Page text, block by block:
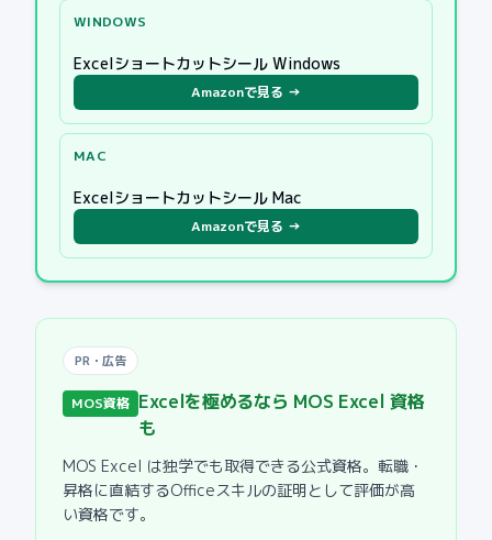
WINDOWS
Excelショートカットシール Windows
Amazonで見る →
MAC
Excelショートカットシール Mac
Amazonで見る →
PR・広告
MOS資格 Excelを極めるなら MOS Excel 資格
も
MOS Excel は独学でも取得できる公式資格。転職・
昇格に直結するOfficeスキルの証明として評価が高
い資格です。